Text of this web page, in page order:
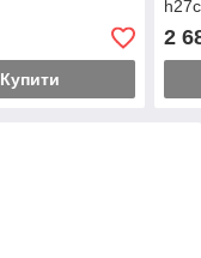
Купити
2